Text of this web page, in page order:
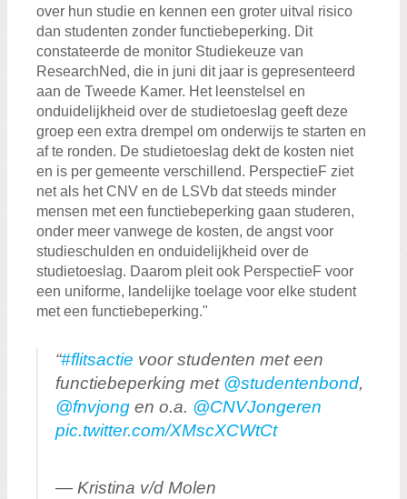
over hun studie en kennen een groter uitval risico
dan studenten zonder functiebeperking. Dit
constateerde de monitor Studiekeuze van
ResearchNed, die in juni dit jaar is gepresenteerd
aan de Tweede Kamer. Het leenstelsel en
onduidelijkheid over de studietoeslag geeft deze
groep een extra drempel om onderwijs te starten en
af te ronden. De studietoeslag dekt de kosten niet
en is per gemeente verschillend. PerspectieF ziet
net als het CNV en de LSVb dat steeds minder
mensen met een functiebeperking gaan studeren,
onder meer vanwege de kosten, de angst voor
studieschulden en onduidelijkheid over de
studietoeslag. Daarom pleit ook PerspectieF voor
een uniforme, landelijke toelage voor elke student
met een functiebeperking."
#flitsactie voor studenten met een
functiebeperking met @studentenbond,
@fnvjong en o.a. @CNVJongeren
pic.twitter.com/XMscXCWtCt
— Kristina v/d Molen